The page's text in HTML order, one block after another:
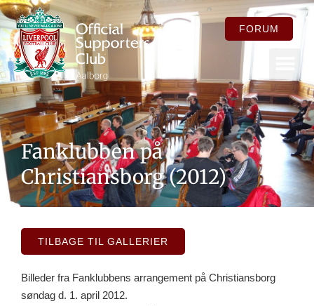
FORUM
Fanklubben på
Christiansborg (2012)
TILBAGE TIL GALLERIER
Billeder fra Fanklubbens arrangement på Christiansborg
søndag d. 1. april 2012.